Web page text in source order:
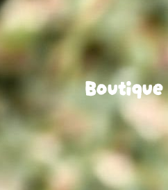
Boutique